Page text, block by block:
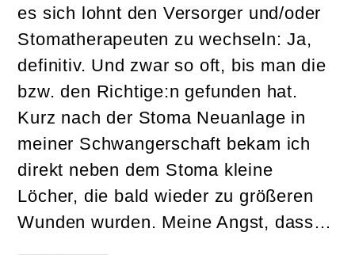
es sich lohnt den Versorger und/oder
Stomatherapeuten zu wechseln: Ja,
definitiv. Und zwar so oft, bis man die
bzw. den Richtige:n gefunden hat.
Kurz nach der Stoma Neuanlage in
meiner Schwangerschaft bekam ich
direkt neben dem Stoma kleine
Löcher, die bald wieder zu größeren
Wunden wurden. Meine Angst, dass…